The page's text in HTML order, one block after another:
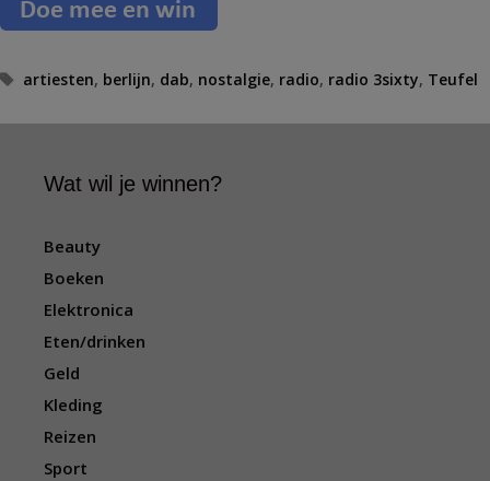
T
g
artiesten, berlijn, dab, nostalgie, radio, radio 3sixty, Teufel
Wat wil je winnen?
Beauty
Boeken
Elektronica
Eten/drinken
Geld
Kleding
Reizen
Sport